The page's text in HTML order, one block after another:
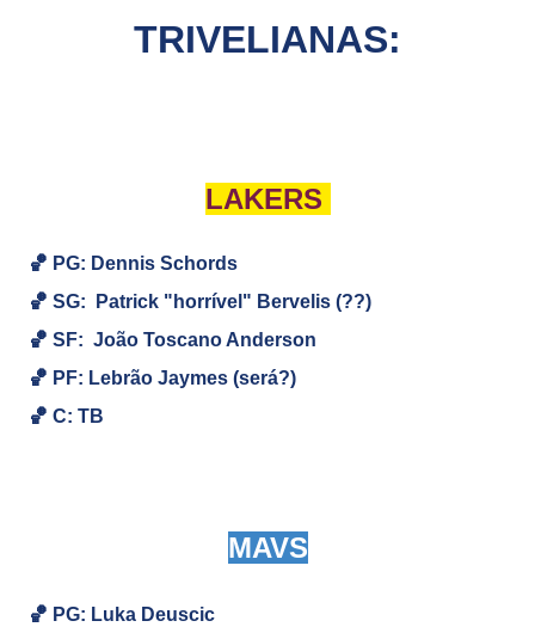
TRIVELIANAS:
LAKERS
🏀 PG: Dennis Schords
🏀 SG:
Patrick "horrível" Bervelis (??)
🏀 SF: João Toscano Anderson
🏀 PF: Lebrão Jaymes (será?)
🏀 C: TB
MAVS
🏀 PG: Luka Deuscic